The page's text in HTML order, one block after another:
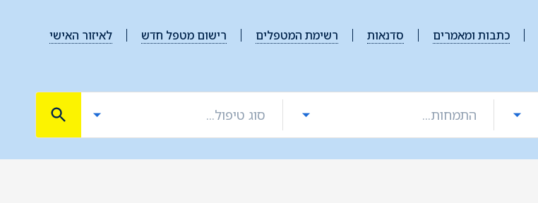
כתבות ומאמרים סדנאות רשימת המטפלים רישום מטפל חדש לאיזור האישי